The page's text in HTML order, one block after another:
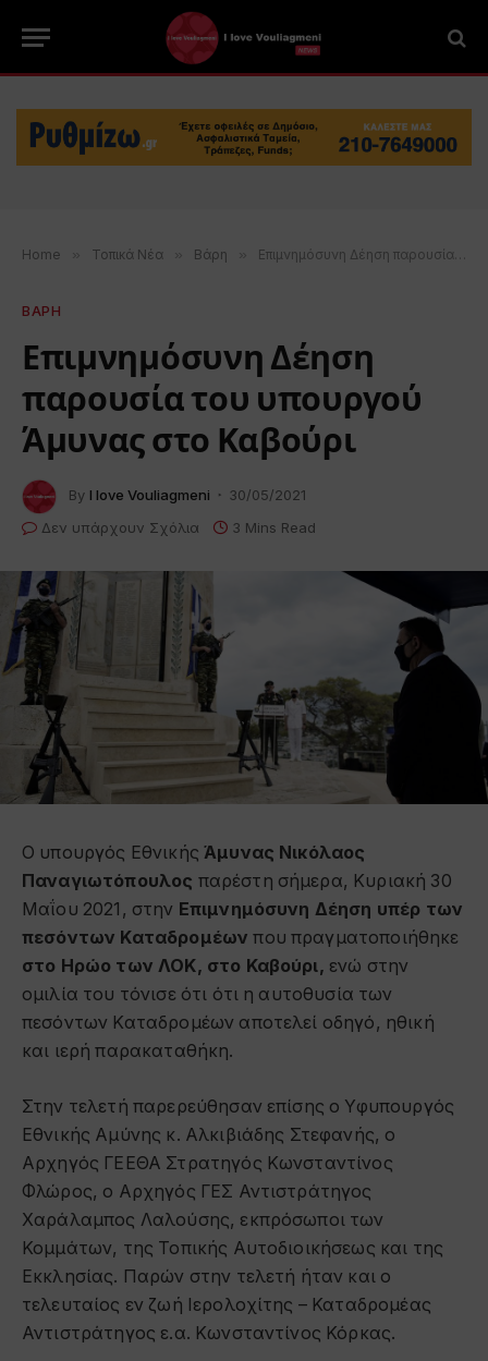
Home » Τοπικά Νέα » Βάρη » Επιμνημόσυνη Δέηση παρουσία του υπουργού Άμυνας στο Καβούρι
ΒΑΡΗ
Επιμνημόσυνη Δέηση
παρουσία του υπουργού
Άμυνας στο Καβούρι
By I love Vouliagmeni
30/05/2021
Δεν υπάρχουν Σχόλια
3 Mins Read
Ο υπουργός Εθνικής Άμυνας Νικόλαος
Παναγιωτόπουλος παρέστη σήμερα, Κυριακή 30
Μαΐου 2021, στην Επιμνημόσυνη Δέηση υπέρ των
πεσόντων Καταδρομέωνπου πραγματοποιήθηκε
στο Ηρώο των ΛΟΚ, στο Καβούρι, ενώ στην
ομιλία του τόνισε ότι ότι η αυτοθυσία των
πεσόντων Καταδρομέων αποτελεί οδηγό, ηθική
και ιερή παρακαταθήκη.
Στην τελετή παρερεύθησαν επίσης ο Υφυπουργός
Εθνικής Αμύνης κ. Αλκιβιάδης Στεφανής, ο
Αρχηγός ΓΕΕΘΑ Στρατηγός Κωνσταντίνος
Φλώρος, ο Αρχηγός ΓΕΣ Αντιστράτηγος
Χαράλαμπος Λαλούσης, εκπρόσωποι των
Κομμάτων, της Τοπικής Αυτοδιοικήσεως και της
Εκκλησίας. Παρών στην τελετή ήταν και ο
τελευταίος εν ζωή Ιερολοχίτης – Καταδρομέας
Αντιστράτηγος ε.α. Κωνσταντίνος Κόρκας.